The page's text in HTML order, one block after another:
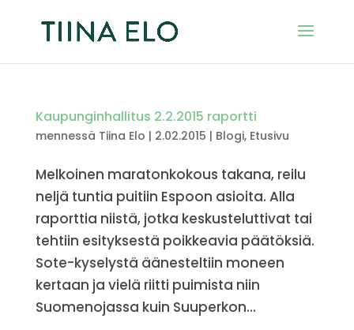
Kaupunginhallitus 2.2.2015 raportti
mennessä Tiina Elo | 2.02.2015 | Blogi, Etusivu
Melkoinen maratonkokous takana, reilu
neljä tuntia puitiin Espoon asioita. Alla
raporttia niistä, jotka keskusteluttivat tai
tehtiin esityksestä poikkeavia päätöksiä.
Sote-kyselystä äänesteltiin moneen
kertaan ja vielä riitti puimista niin
Suomenojassa kuin Suuperkon...